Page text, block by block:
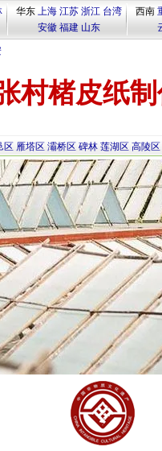
华东 上海 江苏 浙江 台湾
安徽 福建 山东
西南
村楮皮纸
区 雁塔区 灞桥区 碑林 莲湖区 高陵区